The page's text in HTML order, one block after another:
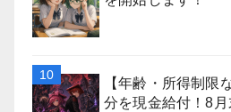
【年齢・所得制限
分を現金給付！8